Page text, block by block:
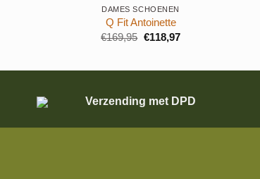
DAMES SCHOENEN
Q Fit Antoinette
€169,95 Oorspronkelijke
€118,97Huidige
Verzending met DPD